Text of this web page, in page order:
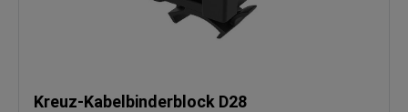
Kreuz-Kabelbinderblock D28